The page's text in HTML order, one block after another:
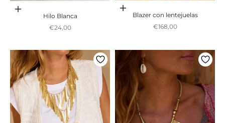
Adicionar ao carrinho
Hilo Blanca
Preço promocional
€24,00
Escolher opções
Blazer con lentejuelas
Preço promocional
€168,00